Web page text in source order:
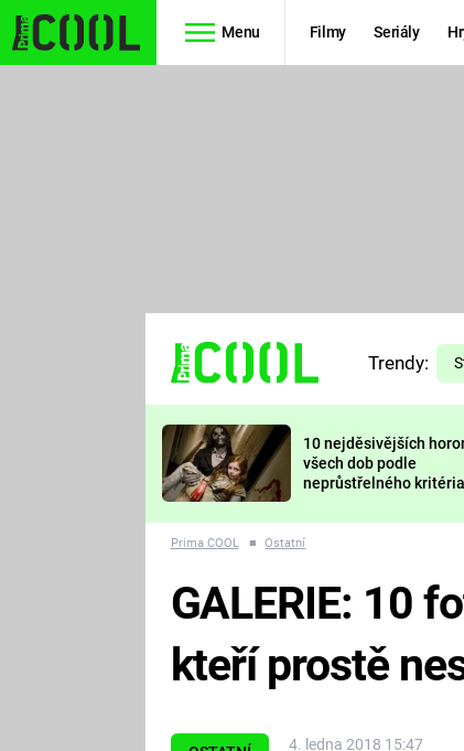
Menu Filmy Seriály
TŘESKU
FUTURAMA
PREDÁTOR
Trendy:
10 nejděsivějších
všech dob podle
neprůstřelného
nejvíc zvednou tep?
Prima COOL ■ Ostatní
4. ledna 2018 15:47
GALERIE: 10
kteří prostě